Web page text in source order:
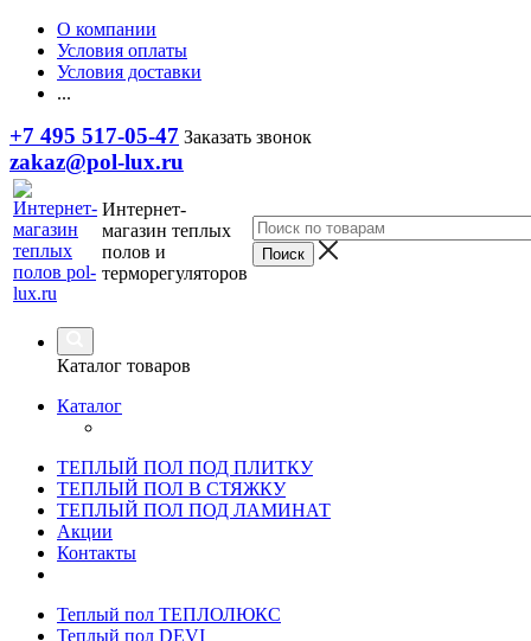
О компании
Условия оплаты
Условия доставки
...
+7 495 517-05-47 Заказать звонок
zakaz@pol-lux.ru
Интернет-
магазин теплых
полов и
терморегуляторов
Каталог товаров
Каталог
ТЕПЛЫЙ ПОЛ ПОД ПЛИТКУ
ТЕПЛЫЙ ПОЛ В СТЯЖКУ
ТЕПЛЫЙ ПОЛ ПОД ЛАМИНАТ
Акции
Контакты
Теплый пол ТЕПЛОЛЮКС
Теплый пол DEVI